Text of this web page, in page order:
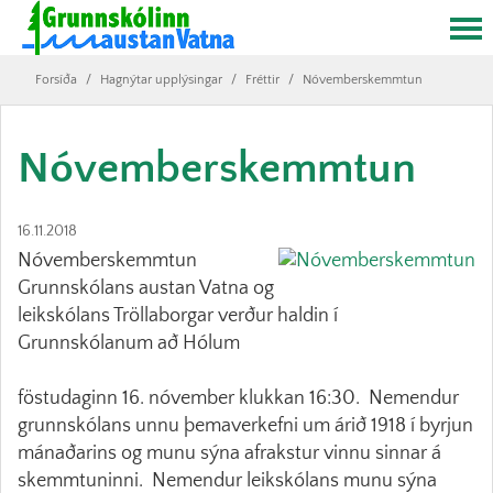
Forsíða / Hagnýtar upplýsingar / Fréttir / Nóvemberskemmtun
Nóvemberskemmtun
16.11.2018
Nóvemberskemmtun
Grunnskólans austan Vatna og
leikskólans Tröllaborgar verður haldin í
Grunnskólanum að Hólum
föstudaginn 16. nóvember klukkan 16:30. Nemendur
grunnskólans unnu þemaverkefni um árið 1918 í byrjun
mánaðarins og munu sýna afrakstur vinnu sinnar á
skemmtuninni. Nemendur leikskólans munu sýna